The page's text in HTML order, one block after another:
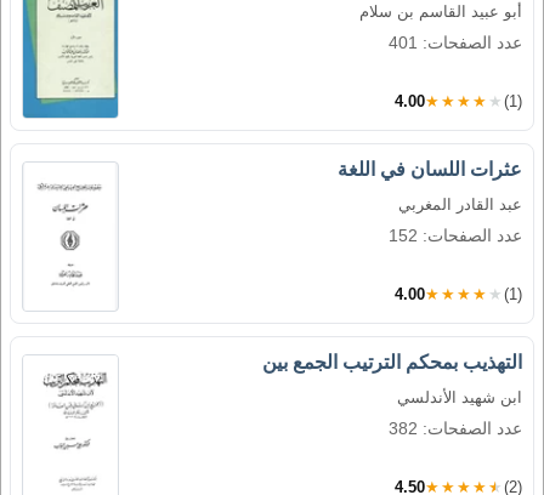
أبو عبيد القاسم بن سلام
عدد الصفحات: 401
4.00★★★★★ (1)
عثرات اللسان في اللغة
عبد القادر المغربي
عدد الصفحات: 152
4.00★★★★★ (1)
التهذيب بمحكم الترتيب الجمع بين
ابن شهيد الأندلسي
عدد الصفحات: 382
4.50★★★★★ (2)